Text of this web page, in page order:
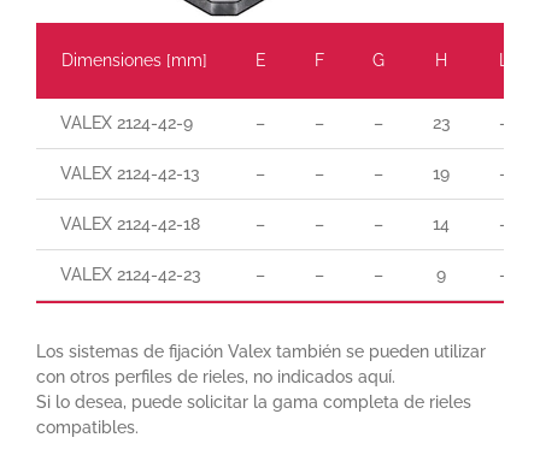
Dimensiones [mm] E F G H
VALEX 2124-42-9 – – – 23 –
VALEX 2124-42-13 – – – 19 –
VALEX 2124-42-18 – – – 14 –
VALEX 2124-42-23 – – – 9 –
Los sistemas de fijación Valex también se pueden utilizar
con otros perfiles de rieles, no indicados aquí.
Si lo desea, puede solicitar la gama completa de rieles
compatibles.